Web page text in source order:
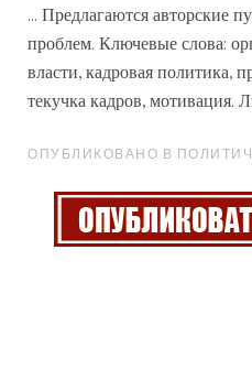
... Предлагаются авторские
проблем. Ключевые слова:
власти, кадровая политика,
текучка кадров, мотивация.
ОПУБЛИКОВАНО В